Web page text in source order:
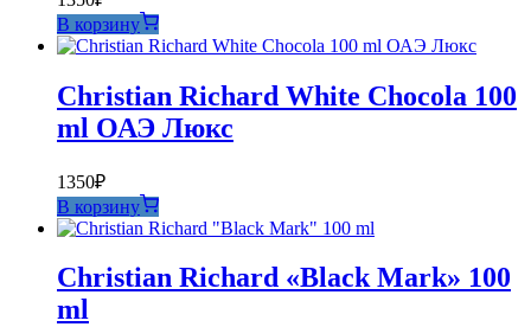
В корзину
Christian Richard White Chocola 100
ml ОАЭ Люкс
1350₽
В корзину
Christian Richard «Black Mark» 100
ml